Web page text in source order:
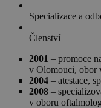
Specializace a
Členství
2001 – promoce
v Olomouci, obor
2004 – atestace,
2008 –
v oboru